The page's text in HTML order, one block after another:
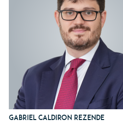
Gabriel Caldiron Rezende